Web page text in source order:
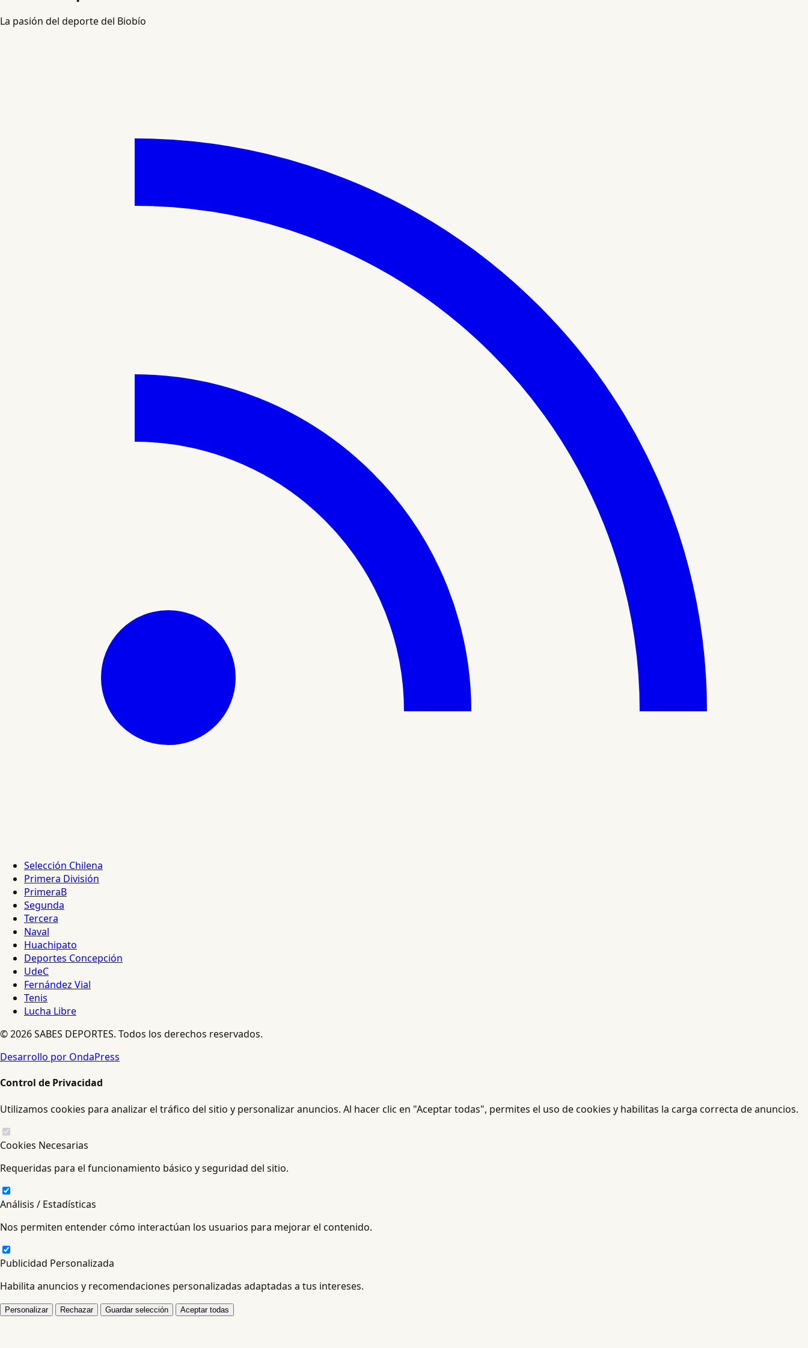
La pasión del deporte del Biobío
Selección Chilena
Primera División
PrimeraB
Segunda
Tercera
Naval
Huachipato
Deportes Concepción
UdeC
Fernández Vial
Tenis
Lucha Libre
© 2026 SABES DEPORTES. Todos los derechos reservados.
Desarrollo por OndaPress
Control de Privacidad
Utilizamos cookies para analizar el tráfico del sitio y personalizar anuncios. Al hacer clic en "Aceptar todas", permites el uso de cookies y habilitas la carga correcta de anuncios.
Cookies Necesarias
Requeridas para el funcionamiento básico y seguridad del sitio.
Análisis / Estadísticas
Nos permiten entender cómo interactúan los usuarios para mejorar el contenido.
Publicidad Personalizada
Habilita anuncios y recomendaciones personalizadas adaptadas a tus intereses.
Personalizar Rechazar Guardar selección Aceptar todas